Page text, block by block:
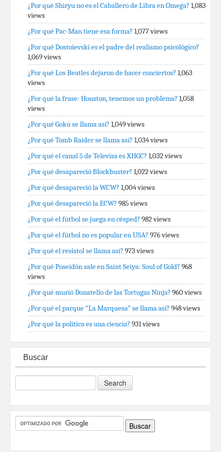
¿Por qué Shiryu no es el Caballero de Libra en Omega? 1,083
views
¿Por qué Pac-Man tiene esa forma? 1,077 views
¿Por qué Dostoievski es el padre del realismo psicológico?
1,069 views
¿Por qué Los Beatles dejaron de hacer conciertos? 1,063
views
¿Por qué la frase: Houston, tenemos un problema? 1,058
views
¿Por qué Gokú se llama así? 1,049 views
¿Por qué Tomb Raider se llama así? 1,034 views
¿Por qué el canal 5 de Televisa es XHGC? 1,032 views
¿Por qué desapareció Blockbuster? 1,022 views
¿Por qué desapareció la WCW? 1,004 views
¿Por qué desapareció la ECW? 985 views
¿Por qué el fútbol se juega en césped? 982 views
¿Por qué el fútbol no es popular en USA? 976 views
¿Por qué el resistol se llama así? 973 views
¿Por qué Poseidón sale en Saint Seiya: Soul of Gold? 968
views
¿Por qué murió Donatello de las Tortugas Ninja? 960 views
¿Por qué el parque “La Marquesa” se llama así? 948 views
¿Por qué la política es una ciencia? 931 views
Buscar